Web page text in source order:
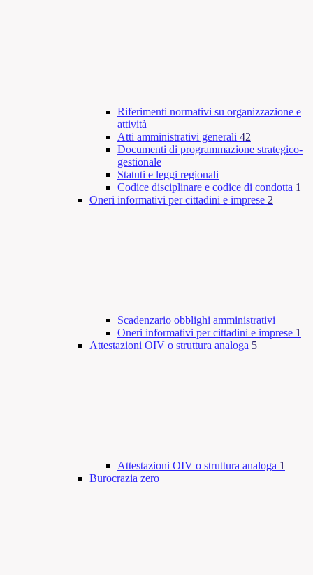
Riferimenti normativi su organizzazione e
attività
Atti amministrativi generali 42
Documenti di programmazione strategico-
gestionale
Statuti e leggi regionali
Codice disciplinare e codice di condotta 1
Oneri informativi per cittadini e imprese 2
Scadenzario obblighi amministrativi
Oneri informativi per cittadini e imprese 1
Attestazioni OIV o struttura analoga 5
Attestazioni OIV o struttura analoga 1
Burocrazia zero